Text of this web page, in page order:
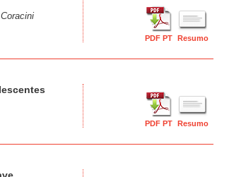
PDF PT Resumo
PDF PT Resumo